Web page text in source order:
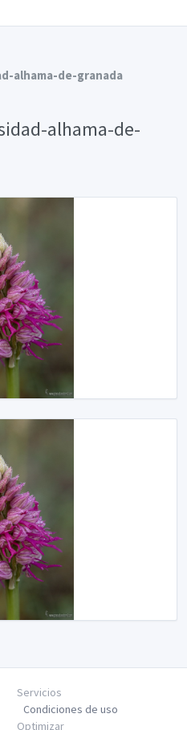
alhama-de-granada
alhama-de-
Servicios
Condiciones de uso
Optimizar